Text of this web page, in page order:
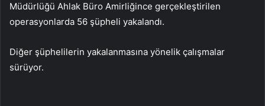
Müdürlüğü Ahlak Büro Amirliğince gerçekleştirilen
operasyonlarda 56 şüpheli yakalandı.
Diğer şüphelilerin yakalanmasına yönelik çalışmalar
sürüyor.